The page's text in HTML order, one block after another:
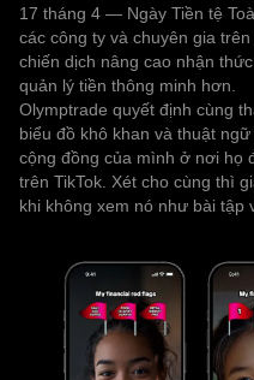
17 tháng 4 — Ngày Tiền tệ
các công ty và chuyên gia
chiến dịch nâng cao nhận
quản lý tiền thông minh hơn.
Olymptrade quyết định cùng
biểu đồ khô khan và thuật
cộng đồng của mình ở nơi họ
trên TikTok. Xét cho cùng thì
khi không xem nó như bài tập